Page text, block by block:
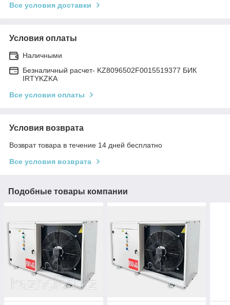
Все условия доставки
Условия оплаты
Наличными
Безналичный расчет- KZ8096502F0015519377 БИК
IRTYKZKA
Все условия оплаты
Условия возврата
Возврат товара в течение 14 дней бесплатно
Все условия возврата
Подобные товары компании